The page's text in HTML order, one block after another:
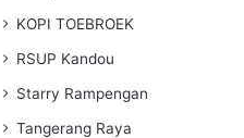
KOPI TOEBROEK
RSUP Kandou
Starry Rampengan
Tangerang Raya